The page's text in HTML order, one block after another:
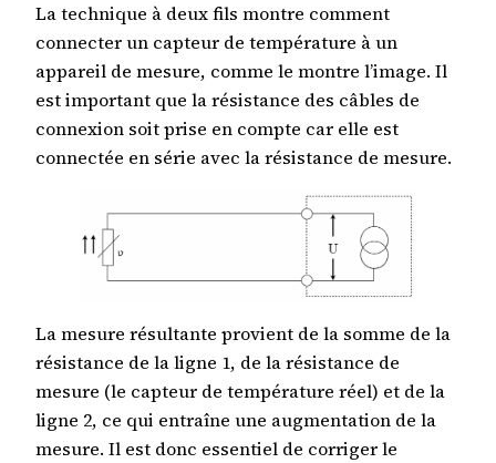
La technique à deux fils montre comment
connecter un capteur de température à un
appareil de mesure, comme le montre l’image. Il
est important que la résistance des câbles de
connexion soit prise en compte car elle est
connectée en série avec la résistance de mesure.
La mesure résultante provient de la somme de la
résistance de la ligne 1, de la résistance de
mesure (le capteur de température réel) et de la
ligne 2, ce qui entraîne une augmentation de la
mesure. Il est donc essentiel de corriger le